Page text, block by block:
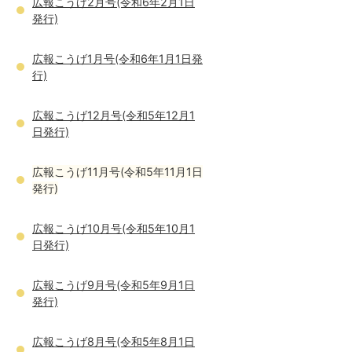
発行)
広報こうげ1月号(令和6年1月1日発
行)
広報こうげ12月号(令和5年12月1
日発行)
広報こうげ11月号(令和5年11月1日
発行)
広報こうげ10月号(令和5年10月1
日発行)
広報こうげ9月号(令和5年9月1日
発行)
広報こうげ8月号(令和5年8月1日